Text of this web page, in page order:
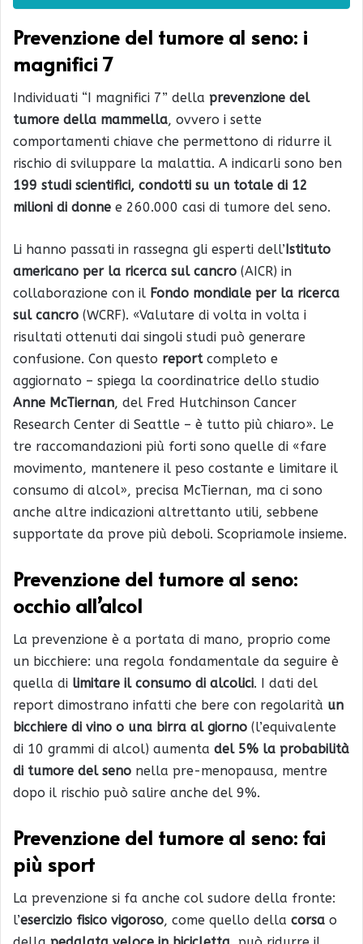
Prevenzione del tumore al seno: i
magnifici 7
Individuati “I magnifici 7” della prevenzione del
tumore della mammella, ovvero i sette
comportamenti chiave che permettono di ridurre il
rischio di sviluppare la malattia. A indicarli sono ben
199 studi scientifici, condotti su un totale di 12
milioni di donne e 260.000 casi di tumore del seno.
Li hanno passati in rassegna gli esperti dell’Istituto
americano per la ricerca sul cancro (AICR) in
collaborazione con il Fondo mondiale per la ricerca
sul cancro (WCRF). «Valutare di volta in volta i
risultati ottenuti dai singoli studi può generare
confusione. Con questo report completo e
aggiornato – spiega la coordinatrice dello studio
Anne McTiernan, del Fred Hutchinson Cancer
Research Center di Seattle – è tutto più chiaro». Le
tre raccomandazioni più forti sono quelle di «fare
movimento, mantenere il peso costante e limitare il
consumo di alcol», precisa McTiernan, ma ci sono
anche altre indicazioni altrettanto utili, sebbene
supportate da prove più deboli. Scopriamole insieme.
Prevenzione del tumore al seno:
occhio all’alcol
La prevenzione è a portata di mano, proprio come
un bicchiere: una regola fondamentale da seguire è
quella di limitare il consumo di alcolici. I dati del
report dimostrano infatti che bere con regolarità un
bicchiere di vino o una birra al giorno (l’equivalente
di 10 grammi di alcol) aumenta del 5% la probabilità
di tumore del seno nella pre-menopausa, mentre
dopo il rischio può salire anche del 9%.
Prevenzione del tumore al seno: fai
più sport
La prevenzione si fa anche col sudore della fronte:
l’esercizio fisico vigoroso, come quello della corsa o